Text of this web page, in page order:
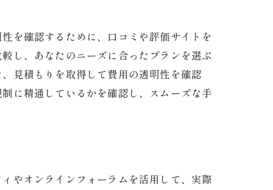
を確認するために、口コミや評価サイトを
し、あなたのニーズに合ったプランを選ぶ
見積もりを取得して費用の透明性を確認
に精通しているかを確認し、スムーズな手
やオンラインフォーラムを活用して、実際